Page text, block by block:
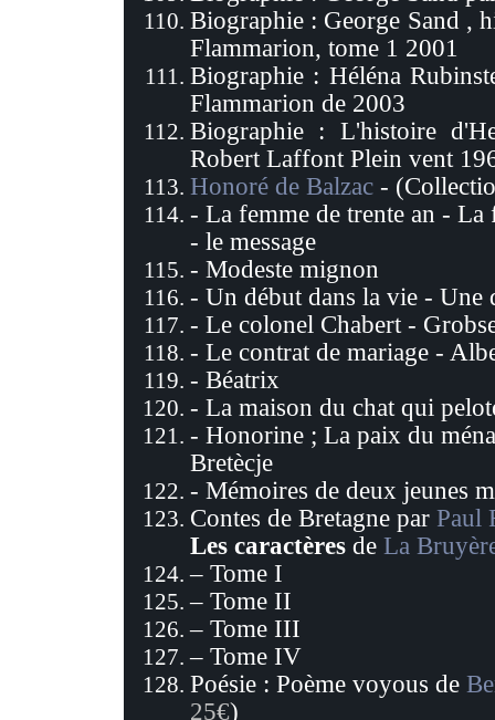
Biographie : George Sand ,
Flammarion, tome 1 2001
Biographie : Héléna
Flammarion de 2003
Biographie : L'histoire
Robert Laffont Plein vent
Honoré de Balzac-
- La femme de trente an - La
- le message
- Modeste mignon
- Un début dans la vie - Une
- Le colonel Chabert -
- Le contrat de mariage -
- Béatrix
- La maison du chat qui
- Honorine ; La paix du
Bretècje
- Mémoires de deux jeunes
Contes de Bretagne par Paul
Les caractèresde La
– Tome I
– Tome II
– Tome III
– Tome IV
Poésie : Poème voyous de
25€)